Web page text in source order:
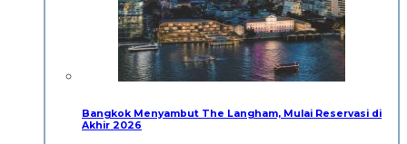
Bangkok Menyambut The Langham, Mulai Reservasi di
Akhir 2026